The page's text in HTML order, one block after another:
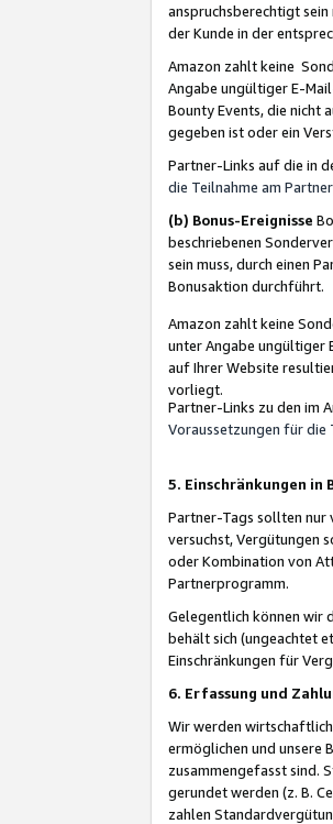
anspruchsberechtigt
der Kunde in der
Amazon zahlt keine
Angabe ungültiger E-
Bounty Events, die nicht
gegeben ist oder ein
Partner-Links auf die in
die Teilnahme am
(b) Bonus-Ereignisse
beschriebenen
sein muss, durch einen
Bonusaktion durchführt.
Amazon zahlt keine
unter Angabe ungültiger
auf Ihrer Website
vorliegt.
Partner-Links zu den im
Voraussetzungen für die
5. Einschränkungen in
Partner-Tags sollten nur
versuchst, Vergütungen
oder Kombination von
Partnerprogramm.
Gelegentlich können wir
behält sich (ungeachtet
Einschränkungen für
6. Erfassung und
Wir werden
ermöglichen und unsere
zusammengefasst sind.
gerundet werden (z. B.
zahlen